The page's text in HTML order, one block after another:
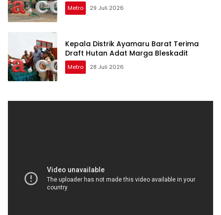
Metro 29 Juli 2026
Kepala Distrik Ayamaru Barat Terima
Draft Hutan Adat Marga Bleskadit
Metro 28 Juli 2026